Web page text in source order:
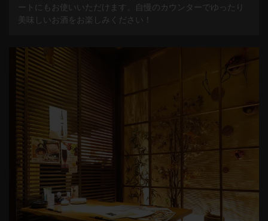
ートにもお使いいただけます。自慢のカウンターでゆったり
美味しいお酒をお楽しみください！